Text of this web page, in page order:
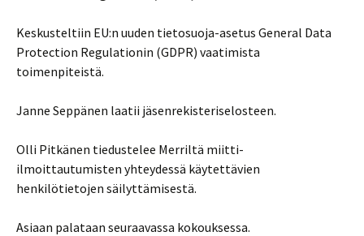
Keskusteltiin EU:n uuden tietosuoja-asetus General Data
Protection Regulationin (GDPR) vaatimista
toimenpiteistä.
Janne Seppänen laatii jäsenrekisteriselosteen.
Olli Pitkänen tiedustelee Merriltä miitti-
ilmoittautumisten yhteydessä käytettävien
henkilötietojen säilyttämisestä.
Asiaan palataan seuraavassa kokouksessa.